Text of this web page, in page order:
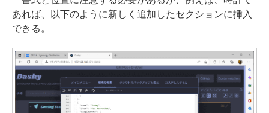
あれば、以下のように新しく追加したセクションに挿入
できる。